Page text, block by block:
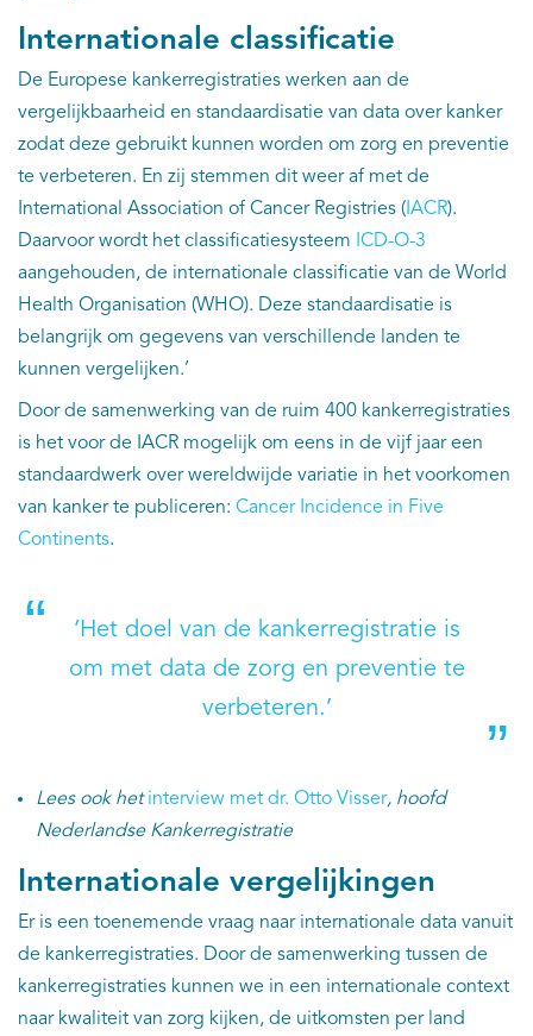
Projecten
Webshop
EN
Internationale classificatie
De Europese kankerregistraties werken aan de
vergelijkbaarheid en standaardisatie van data over kanker
zodat deze gebruikt kunnen worden om zorg en preventie
te verbeteren. En zij stemmen dit weer af met de
International Association of Cancer Registries ( IACR).
Daarvoor wordt het classificatiesysteem ICD-O-3
aangehouden, de internationale classificatie van de World
Health Organisation (WHO). Deze standaardisatie is
belangrijk om gegevens van verschillende landen te
kunnen vergelijken.’
Door de samenwerking van de ruim 400 kankerregistraties
is het voor de IACR mogelijk om eens in de vijf jaar een
standaardwerk over wereldwijde variatie in het voorkomen
van kanker te publiceren: Cancer Incidence in Five
Continents.
‘Het doel van de kankerregistratie is
om met data de zorg en preventie te
verbeteren.’
Lees ook hetinterview met dr. Otto Visser, hoofd
Nederlandse Kankerregistratie
Internationale vergelijkingen
Er is een toenemende vraag naar internationale data vanuit
de kankerregistraties. Door de samenwerking tussen de
kankerregistraties kunnen we in een internationale context
naar kwaliteit van zorg kijken, de uitkomsten per land